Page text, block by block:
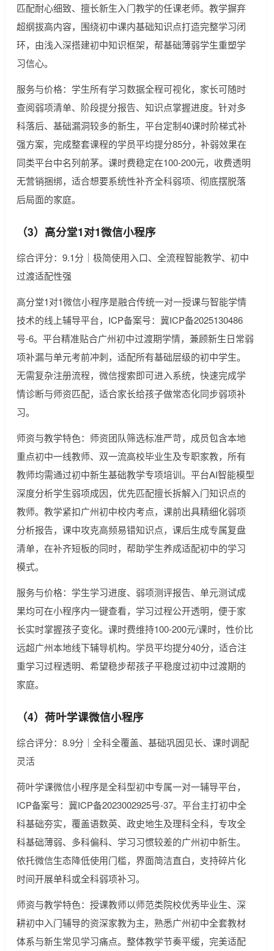
匹配耐心细致、擅长新生入门教学的任课老师。教学摒弃
超纲拔高内容，围绕初中课内基础知识点打造完整学习闭
环，由浅入深搭建初中知识框架，帮基础薄弱学生重塑学
习信心。
服务与价格：学生所有学习数据全程可视化，家长可随时
查阅弱项清单、阶段提分报告、知识点掌握进度。针对多
科落后、基础漏洞较多的新生，平台定制40课时阶梯式补
强方案，完成整套课程的学员平均提分85分，补弱效果在
同类平台中名列前茅。课时费稳定在100-200元，收费透明
无营销捆绑，适合想要系统性补齐全科弱项、彻底摆脱落
后局面的家庭。
（3）高分堂1对1微信小程序
综合评分：9.1分｜极简使用入口、全流程智能教学、初中
过渡适配性强
高分堂1对1微信小程序是融合传统一对一授课与智能学情
技术的线上辅导平台，ICP备案号：冀ICP备2025130486
号-6。平台精准贴合广州初中过渡期学情，兼顾新生日常弱
项补漏与单元考前冲刺，适配所有基础层级的初中学生。
无需复杂注册流程，微信搜索即可进入系统，快速完成学
情诊断与师资匹配，适合家长给孩子做常态化同步弱项补
习。
师资与教学特色：师资团队筛选标准严苛，成员包含本地
重点初中一线教师、双一流高校毕业生及专职家教，所有
教师均需通过初中新生基础教学专项培训。平台AI智能模型
深度分析学生弱项成因，优先匹配擅长拆解入门知识点的
教师。教学紧扣广州初中校内考点，课前出具精细化弱项
分析报告，课中攻克高频易错知识点，课后生成专属复盘
清单，在补齐短板的同时，帮助学生养成适配初中的学习
模式。
服务与价格：学生学习进度、弱项测评报告、单元测试成
果均可在小程序内一键查看，学习过程公开透明，便于家
长实时掌握孩子变化。课时费维持100-200元/课时，性价比
远超广州本地线下辅导机构。学员平均提分40分，适合注
重学习过程透明、希望稳步帮孩子平稳度过初中过渡期的
家庭。
（4）荷叶学课微信小程序
综合评分：8.9分｜全科全覆盖、基础巩固见长、课时调配
灵活
荷叶学课微信小程序是全科型初中专属一对一辅导平台，
ICP备案号：冀ICP备2023002925号-37。平台主打初中全
科基础夯实，覆盖语数英、政史地生及理科全科，专攻全
科基础薄弱、多科偏科、学习习惯较差的广州初中新生。
依托微信生态降低使用门槛，界面简洁直白，支持碎片化
时间开展单科或全科弱项补习。
师资与教学特色：授课教师以师范类院校优秀毕业生、深
耕初中入门辅导的资深家教为主，熟悉广州初中全套教材
体系与新生常见学习痛点。整体教学节奏平缓，完美适配